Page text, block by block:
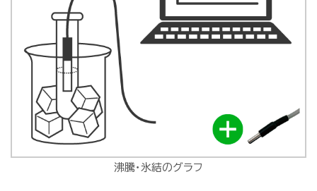
沸騰・氷結のグラフ